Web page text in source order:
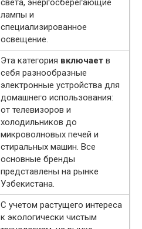
света, энергосберегающие
лампы и
специализированное
освещение.
Эта категория включает в
себя разнообразные
электронные устройства для
домашнего использования:
от телевизоров и
холодильников до
микроволновых печей и
стиральных машин. Все
основные бренды
представлены на рынке
Узбекистана.
С учетом растущего интереса
к экологически чистым